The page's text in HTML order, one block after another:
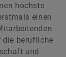
höchste
einen
die berufliche
und